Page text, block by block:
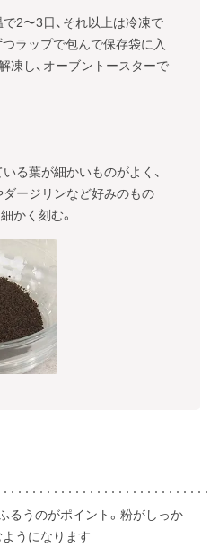
2〜3日、それ以上は冷凍で
ラップで包んで保存袋に入
凍し、オーブントースターで
る葉が細かいものがよく、
ージリンなど好みのもの
かく刻む。
るうのがポイント。粉がしっか
ようになります